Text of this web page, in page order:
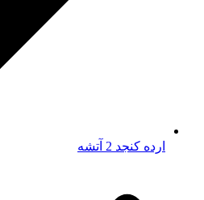
ارده کنجد 2 آتشه